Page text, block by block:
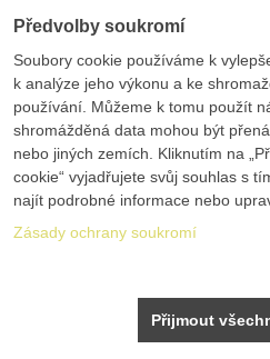
Předvolby soukromí
Soubory cookie používáme k
k analýze jeho výkonu a ke
používání. Můžeme k tomu použít
shromážděná data mohou být
nebo jiných zemích. Kliknutím na
cookie“ vyjadřujete svůj souhlas s
najít podrobné informace nebo
Zásady ochrany soukromí
Přijmout